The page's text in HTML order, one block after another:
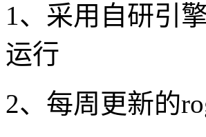
1、采用自研引
运行
2、每周更新的